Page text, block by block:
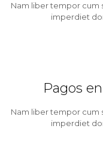
Nam liber tempor cum
imperdiet
Pagos
Nam liber tempor cum
imperdiet